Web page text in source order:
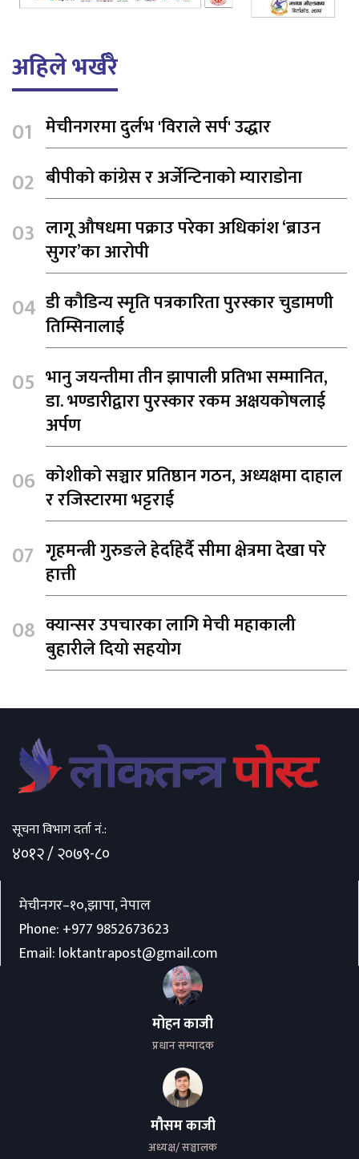
अहिले भर्खरै
मेचीनगरमा दुर्लभ 'विराले सर्प' उद्धार
बीपीको कांग्रेस र अर्जेन्टिनाको म्याराडोना
लागू औषधमा पक्राउ परेका अधिकांश ‘ब्राउन
सुगर’का आरोपी
डी कौडिन्य स्मृति पत्रकारिता पुरस्कार चुडामणी
तिम्सिनालाई
भानु जयन्तीमा तीन झापाली प्रतिभा सम्मानित,
डा. भण्डारीद्वारा पुरस्कार रकम अक्षयकोषलाई
अर्पण
कोशीको सञ्चार प्रतिष्ठान गठन, अध्यक्षमा दाहाल
र रजिस्टारमा भट्टराई
गृहमन्त्री गुरुङले हेर्दाहेर्दै सीमा क्षेत्रमा देखा परे
हात्ती
क्यान्सर उपचारका लागि मेची महाकाली
बुहारीले दियो सहयोग
सूचना विभाग दर्ता नं.:
४०१२ / २०७९-८०
मेचीनगर–१०,झापा, नेपाल
Phone: +977 9852673623
Email: loktantrapost@gmail.com
मोहन काजी
प्रधान सम्पादक
मौसम काजी
अध्यक्ष/ सञ्चालक